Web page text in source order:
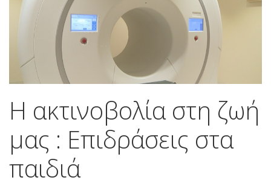
Η ακτινοβολία στη ζωή
μας : Επιδράσεις στα
παιδιά